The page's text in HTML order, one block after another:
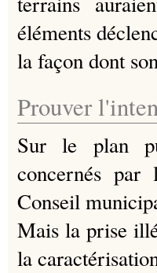
éléments
la façon dont
Prouver
Sur le plan
concernés par
Conseil
Mais la prise
la